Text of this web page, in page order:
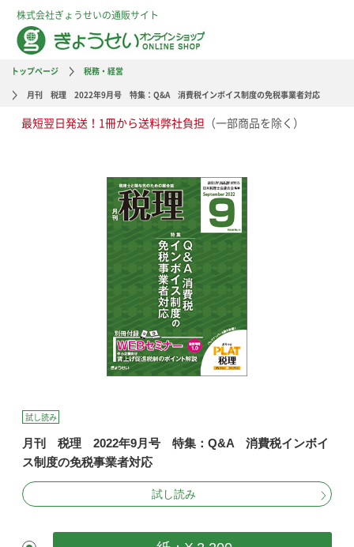
株式会社ぎょうせいの通販サイト
トップページ
税務・経営
月刊 税理 2022年9月号 特集：Q&A 消費税インボイス制度の免税事業者対応
最短翌日発送！1冊から送料弊社負担 （一部商品を除く）
試し読み
月刊 税理 2022年9月号 特集：Q&A 消費税インボイ
ス制度の免税事業者対応
試し読み